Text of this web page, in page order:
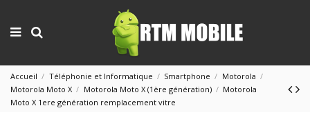
Accueil Téléphonie et Informatique Smartphone
Motorola
Motorola Moto X
Motorola Moto X (1ère génération)
Motorola
Moto X 1ere génération remplacement vitre